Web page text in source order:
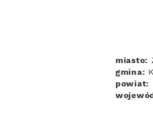
miasto:
gmina:
powiat: